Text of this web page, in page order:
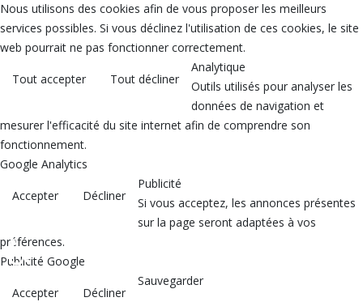
Nous utilisons des cookies afin de vous proposer les meilleurs
services possibles. Si vous déclinez l'utilisation de ces cookies, le site
web pourrait ne pas fonctionner correctement.
Tout accepter Tout décliner
Analytique
Outils utilisés pour analyser les
données de navigation et
mesurer l'efficacité du site internet afin de comprendre son
fonctionnement.
Google Analytics
Accepter Décliner
Publicité
Si vous acceptez, les annonces présentes
sur la page seront adaptées à vos
préférences.
Publicité Google
Accepter Décliner
Sauvegarder